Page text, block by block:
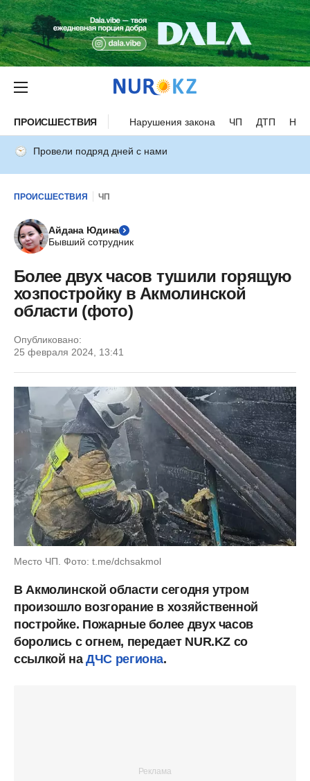
ПРОИСШЕСТВИЯ Нарушения закона ЧП ДТП
Провели подряд дней с нами
ПРОИСШЕСТВИЯ ЧП
Айдана Юдина
Бывший сотрудник
Более двух часов тушили горящую
хозпостройку в Акмолинской
области (фото)
Опубликовано:
25 февраля 2024, 13:41
Место ЧП. Фото: t.me/dchsakmol
В Акмолинской области сегодня утром
произошло возгорание в хозяйственной
постройке. Пожарные более двух часов
боролись с огнем, передает NUR.KZ со
ссылкой наДЧС региона.